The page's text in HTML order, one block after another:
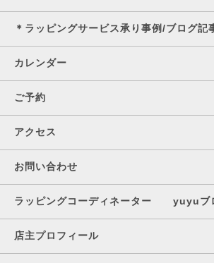
＊ラッピングサービス承り事例/ブログ記
カレンダー
ご予約
アクセス
お問い合わせ
ラッピングコーディネーター yuyuブ
店主プロフィール